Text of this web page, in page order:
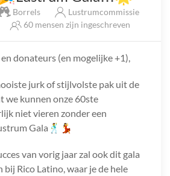
Borrels
Lustrumcommissie
60 mensen zijn ingeschreven
donateurs (en mogelijke +1),
jurk of stijlvolste pak uit de
we kunnen onze 60ste
niet vieren zonder een
Gala🕺💃
van vorig jaar zal ook dit gala
Rico Latino, waar je de hele